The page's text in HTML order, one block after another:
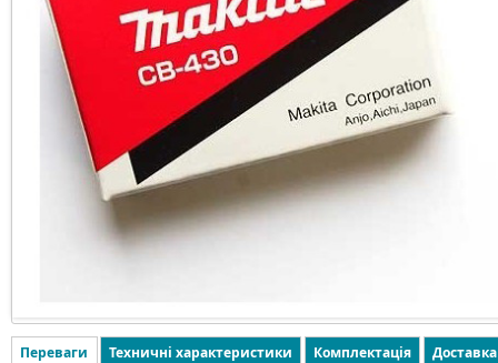
Переваги Техничні характеристики Комплектація